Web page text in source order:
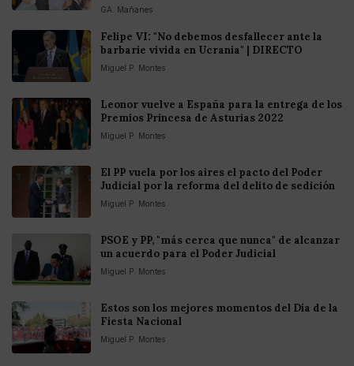
GA. Mañanes
Felipe VI: "No debemos desfallecer ante la
barbarie vivida en Ucrania" | DIRECTO
Miguel P. Montes
Leonor vuelve a España para la entrega de los
Premios Princesa de Asturias 2022
Miguel P. Montes
El PP vuela por los aires el pacto del Poder
Judicial por la reforma del delito de sedición
Miguel P. Montes
PSOE y PP, "más cerca que nunca" de alcanzar
un acuerdo para el Poder Judicial
Miguel P. Montes
Estos son los mejores momentos del Día de la
Fiesta Nacional
Miguel P. Montes